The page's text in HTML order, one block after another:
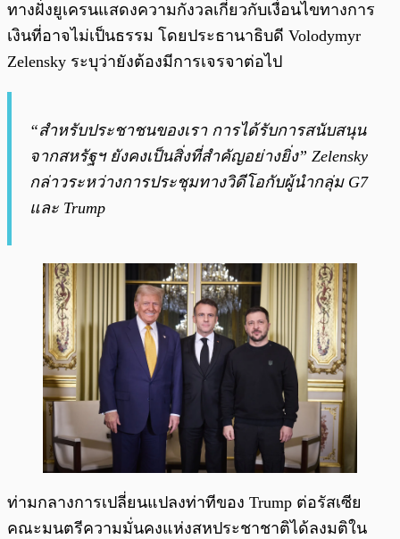
ทางฝั่งยูเครนแสดงความกังวลเกี่ยวกับเงื่อนไขทางการ
เงินที่อาจไม่เป็นธรรม โดยประธานาธิบดี Volodymyr
Zelensky ระบุว่ายังต้องมีการเจรจาต่อไป
“สำหรับประชาชนของเรา การได้รับการสนับสนุน
จากสหรัฐฯ ยังคงเป็นสิ่งที่สำคัญอย่างยิ่ง” Zelensky
กล่าวระหว่างการประชุมทางวิดีโอกับผู้นำกลุ่ม G7
และ Trump
ท่ามกลางการเปลี่ยนแปลงท่าทีของ Trump ต่อรัสเซีย
คณะมนตรีความมั่นคงแห่งสหประชาชาติได้ลงมติใน